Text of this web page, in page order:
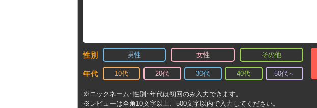
性別 男性 女性 その他
年代 10代 20代 30代 40代 50代～
※ニックネーム･性別･年代は初回のみ入力できます。
※レビューは全角10文字以上、500文字以内で入力してください。